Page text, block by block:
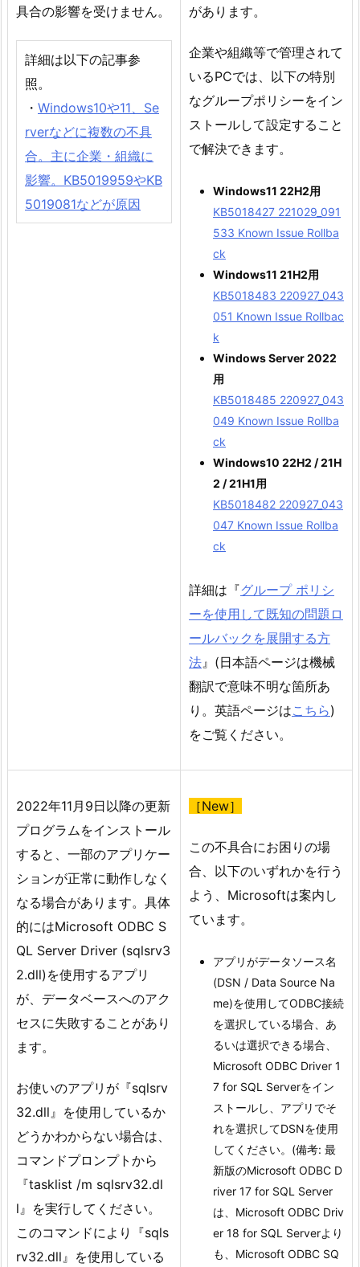
具合の影響を受けません。
詳細は以下の記事参
照。
・ Windows10や11、Se
rverなどに複数の不具
合。主に企業・組織に
影響。KB5019959やKB
5019081などが原因
があります。
企業や組織等で管理されて
いるPCでは、以下の特別
なグループポリシーをイン
ストールして設定すること
で解決できます。
Windows11 22H2用
KB5018427 221029_091
533 Known Issue Rollba
ck
Windows11 21H2用
KB5018483 220927_043
051 Known Issue Rollbac
k
Windows Server 2022
用
KB5018485 220927_043
049 Known Issue Rollba
ck
Windows10 22H2 / 21H
2 / 21H1用
KB5018482 220927_043
047 Known Issue Rollba
ck
詳細は『グループ ポリシ
ーを使用して既知の問題ロ
ールバックを展開する方
法 』(日本語ページは機械
翻訳で意味不明な箇所あ
り。英語ページはこちら)
をご覧ください。
2022年11月9日以降の更新
プログラムをインストール
すると、一部のアプリケー
ションが正常に動作しなく
なる場合があります。具体
的にはMicrosoft ODBC S
QL Server Driver (sqlsrv3
2.dll)を使用するアプリ
が、データベースへのアク
セスに失敗することがあり
ます。
お使いのアプリが『sqlsrv
32.dll』を使用しているか
どうかわからない場合は、
コマンドプロンプトから
『tasklist /m sqlsrv32.dl
l』を実行してください。
このコマンドにより『sqls
rv32.dll』を使用している
［New］
この不具合にお困りの場
合、以下のいずれかを行う
よう、Microsoftは案内し
ています。
アプリがデータソース名
(DSN / Data Source Na
me)を使用してODBC接続
を選択している場合、あ
るいは選択できる場合、
Microsoft ODBC Driver 1
7 for SQL Serverをイン
ストールし、アプリでそ
れを選択してDSNを使用
してください。(備考: 最
新版のMicrosoft ODBC D
river 17 for SQL Server
は、Microsoft ODBC Driv
er 18 for SQL Serverより
も、Microsoft ODBC SQ